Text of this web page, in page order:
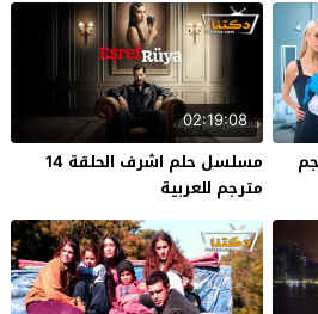
50 مترجم
02:19:08
مسلسل حلم اشرف الحلقة 14
مترجم للعربية